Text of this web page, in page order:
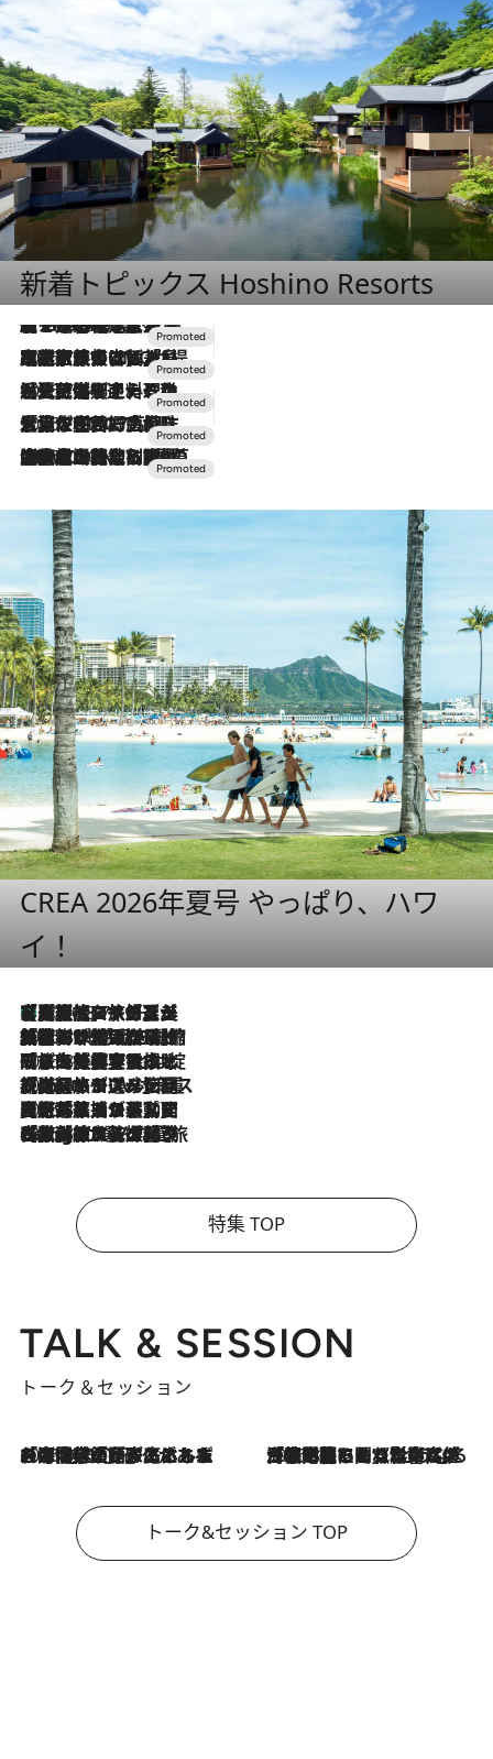
新着トピックス Hoshino Resorts
2026.8.7
【トンボの足水浴】ヒノキの香りに包まれて涼感マックス！約13℃の湧水かけ流しを避暑地「星野温泉 トンボの湯」で体験
2026.7.31
【ホテル帰省】という選択肢をOMOが提案。家族とほどよい距離を保つには「昼は実家、夜は気兼ねなくホテルで！」
2026.7.24
【夏限定ディナーコース】旬を迎える稚鮎や花ズッキーニなどをイタリア・トスカーナの郷土料理の手法で満喫！
2026.7.17
「土佐和ハーブかき氷」がOMO7高知に登場！生姜、山椒、大葉など目にも舌にも涼を呼ぶ郷土の味
2026.7.10
NEW OPEN！【界 草津】名湯の地に誕生。趣の異なる2種の温泉と上州ならではの会席・蕎麦割烹など美食を味わう究極の癒やし旅
CREA 2026年夏号 やっぱり、ハワ
イ！
2026.8.7
【厳選旅コスメ】「多機能アイテムがメイン！」旅好き美容エディターが選んだ夏旅ベストコスメを発表【Mサイズジップ】
2026.8.6
「荷物が増えるほど旅ストレスは増す」美容ジャーナリストがたどり着いた最終結論。“化粧品を劇的に減らす”感動の凝縮美容とは
2026.8.6
「旅先には金髪ウィッグを持参」日本と同じメイクでは損してる!? 美容ジャーナリストが提案する“掟破りの旅美容”とは
2026.8.6
【厳選旅コスメ】「身軽さ＆UV対策重視！」ヘアアーティストshucoが選んだ夏旅ベストコスメを発表【Mサイズジップ】
2026.8.5
【厳選旅コスメ】国内をあちこち移動する河井菜摘が選んだ夏旅ベストコスメ発表！「リラックスアイテムはマスト」【Mサイズジップ】
2026.8.4
【厳選旅コスメ】「紫外線＆乾燥対策しながらメイク感も！」ヘア＆メイクGeorgeが選んだ夏旅ベストコスメを発表！【Mサイズジップ】
特集 TOP
TALK & SESSION
トーク＆セッション
2026.8.3
「今後値上げがあるとすれば…」「リスクがあるのは今年の冬」エネルギー専門家が語る、ホルムズ海峡封鎖が家庭にもたらす“ある心配” 2026.8.3
「住宅建てられない…」「サーチャージ料の高値が続いている」ホルムズ海峡封鎖による影響はいつまで続く？《エネルギー専門家に聞く“どうなる日本の暮らし”》
トーク&セッション TOP